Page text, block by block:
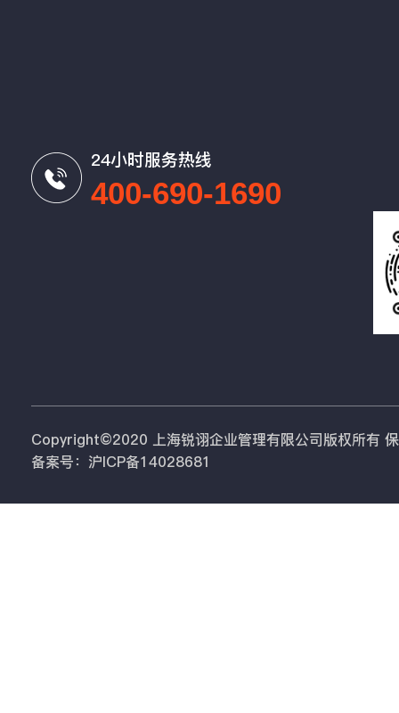
24小时服务热线
400-690-1690
Copyright©2020 上海锐诩企业管理有限公司版权所有
备案号：沪ICP备14028681